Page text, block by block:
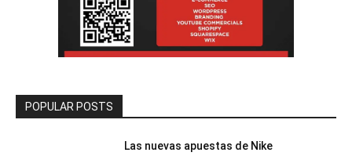
POPULAR POSTS
Las nuevas apuestas de Nike